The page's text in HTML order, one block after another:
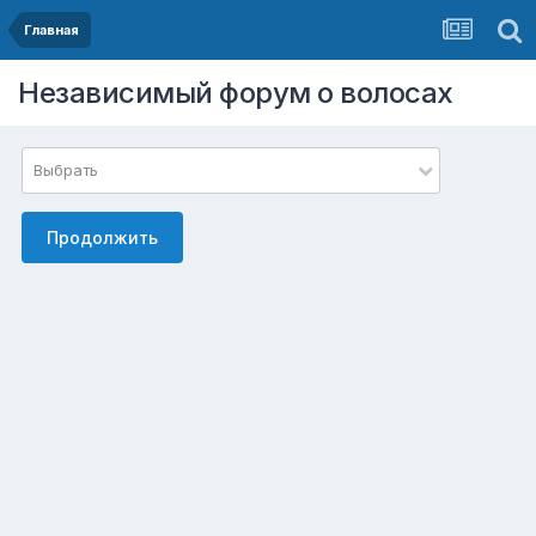
Главная
Независимый форум о волосах
Выбрать
Продолжить